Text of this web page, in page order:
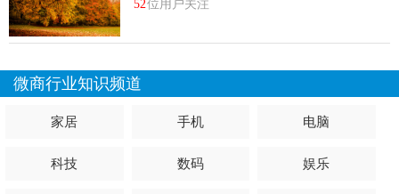
52位用户关注
微商行业知识频道
家居 手机 电脑
科技 数码 娱乐